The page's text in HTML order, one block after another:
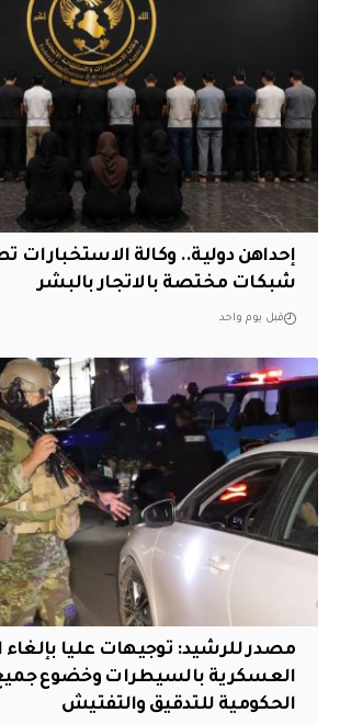
إحداهن دولية.. وكالة الاستخبارات
شبكات مختصة بالاتجار بالبشر
قبل يوم واحد
مصدر للرشيد: توجيهات عليا بإلغاء
العسكرية بالسيطرات وخضوع جميع
الحكومية للتدقيق والتفتيش